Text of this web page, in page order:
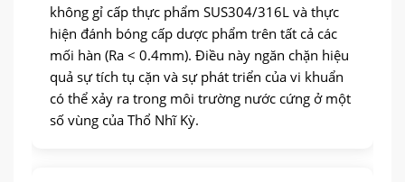
không gỉ cấp thực phẩm SUS304/316L và thực
hiện đánh bóng cấp dược phẩm trên tất cả các
mối hàn (Ra < 0.4mm). Điều này ngăn chặn hiệu
quả sự tích tụ cặn và sự phát triển của vi khuẩn
có thể xảy ra trong môi trường nước cứng ở một
số vùng của Thổ Nhĩ Kỳ.